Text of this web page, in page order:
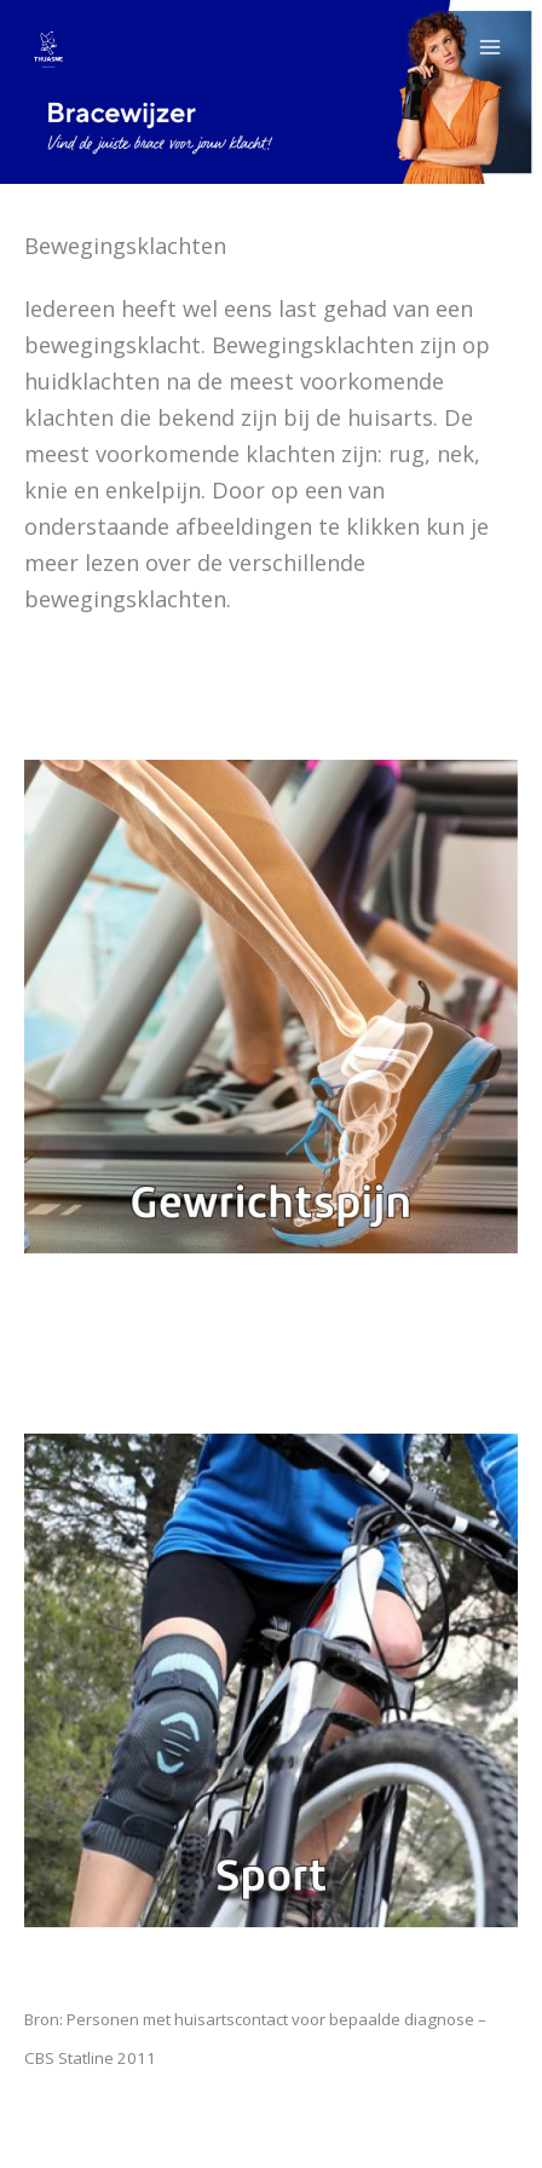
naar
inhoud
Bewegingsklachten
Iedereen heeft wel eens last gehad van een
bewegingsklacht. Bewegingsklachten zijn op
huidklachten na de meest voorkomende
klachten die bekend zijn bij de huisarts. De
meest voorkomende klachten zijn: rug, nek,
knie en enkelpijn. Door op een van
onderstaande afbeeldingen te klikken kun je
meer lezen over de verschillende
bewegingsklachten.
Bron: Personen met huisartscontact voor bepaalde diagnose –
CBS Statline 2011